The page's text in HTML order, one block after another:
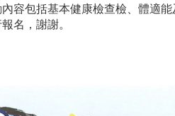
容包括基本健康檢查檢、體適
名，謝謝。